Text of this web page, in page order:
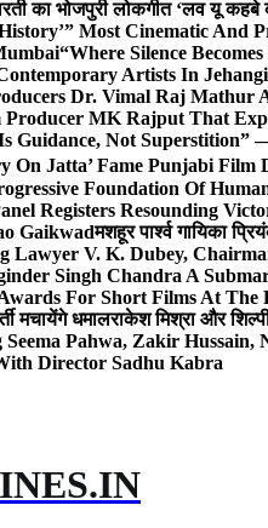
का भोजपुरी लोकगीत ‘लव यू कहबे
Most Cinematic And
“Where Silence
Artists In
Dr. Vimal Raj Mathur
Producer MK Rajput That
Guidance, Not Superstition”
On Jatta’ Fame Punjabi
Foundation Of
Registers Resounding
Gaikwadमशहूर पार्श्व गायिका
Lawyer V. K. Dubey,
Singh Chandra A
For Short Films At
मचायेंगे धमालराकेश मिश्रा और
Pahwa, Zakir
Director Sadhu Kabra